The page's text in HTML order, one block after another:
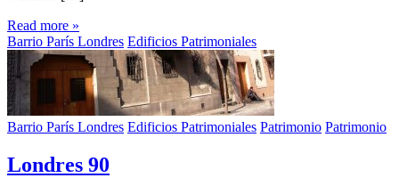
Read more »
Barrio París Londres Edificios Patrimoniales
Barrio París Londres Edificios Patrimoniales Patrimonio Patrimonio
Londres 90